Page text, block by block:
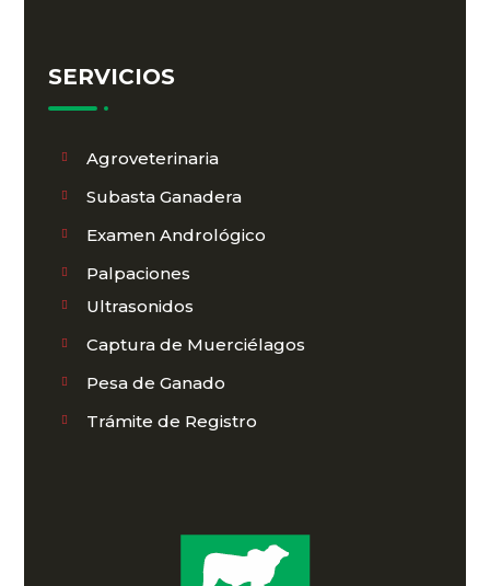
SERVICIOS
Agroveterinaria
Subasta Ganadera
Examen Andrológico
Palpaciones
Ultrasonidos
Captura de Muerciélagos
Pesa de Ganado
Trámite de Registro